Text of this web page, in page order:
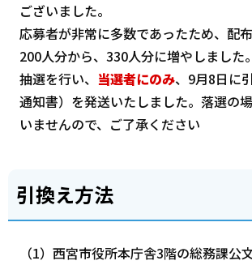
ございました。
応募者が非常に多数であったため、配
200人分から、330人分に増やしました。
抽選を行い、 当選者にのみ、9月8日に
通知書）を発送いたしました。落選の
いませんので、ご了承ください
引換え方法
（1）西宮市役所本庁舎3階の総務課公